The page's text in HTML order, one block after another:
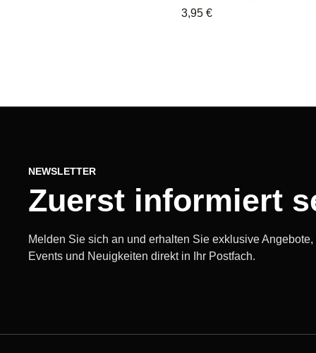
3,95 €
NEWSLETTER
Zuerst informiert
Melden Sie sich an und erhalten Sie exklusive
Events und Neuigkeiten direkt in Ihr Postfach.